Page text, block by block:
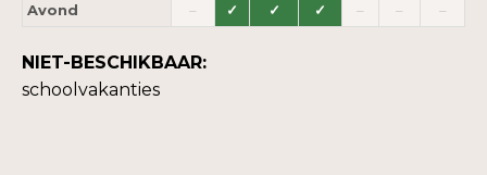
Avond
– ✓ ✓ ✓ – – –
NIET-BESCHIKBAAR:
schoolvakanties